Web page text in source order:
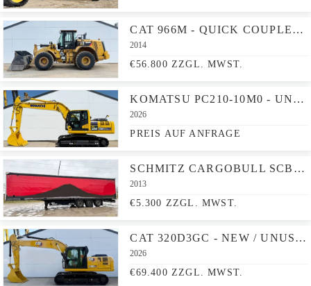
CAT 966M - QUICK COUPLER / PRESSURISED CABIN
2014
€56.800 ZZGL. MWST.
KOMATSU PC210-10M0 - UNUSED / HAMMER LINES
2026
PREIS AUF ANFRAGE
SCHMITZ CARGOBULL SCB*S3T DRANKENTRAILER / 3 AXLES / SPEED CURTAIN
2013
€5.300 ZZGL. MWST.
CAT 320D3GC - NEW / UNUSED / HAMMER LINES
2026
€69.400 ZZGL. MWST.